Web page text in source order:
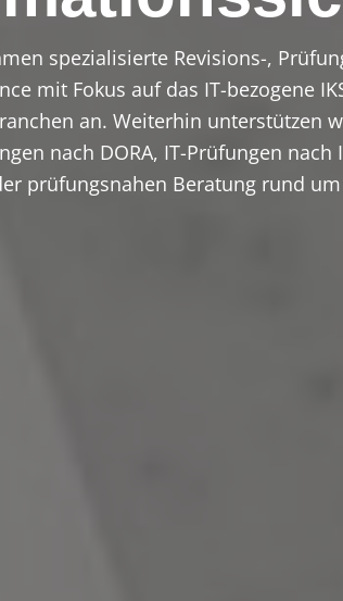
spezialisierte Revisions-,
mit Fokus auf das IT-bezogene
an. Weiterhin unterstützen
nach DORA, IT-Prüfungen nach
prüfungsnahen Beratung rund